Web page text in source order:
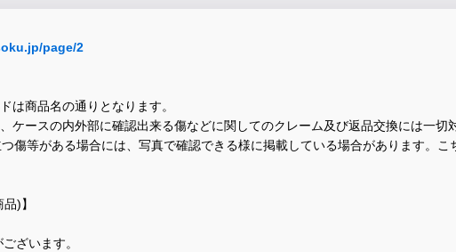
page/2
は商品名の通りとなります。
ースの内外部に確認出来る傷などに関してのクレーム及び返品交換には一切
傷等がある場合には、写真で確認できる様に掲載している場合があります。
)】
ざいます。